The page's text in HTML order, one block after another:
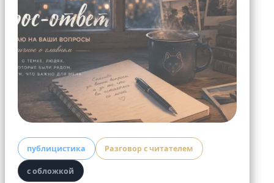
публицистика Разговор с читателем
с обложкой